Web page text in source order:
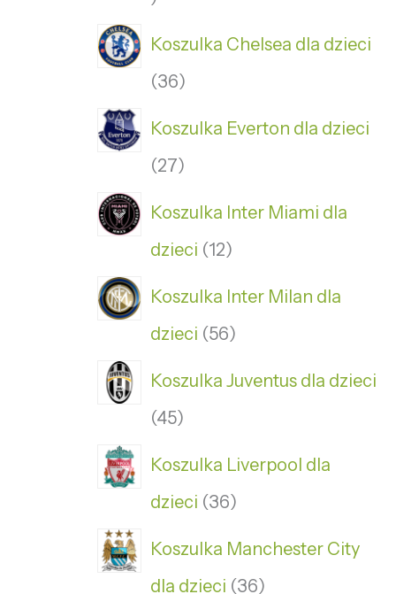
Koszulka Chelsea dla dzieci
36
Koszulka Everton dla dzieci
27
Koszulka Inter Miami dla
dzieci 12
Koszulka Inter Milan dla
dzieci 56
Koszulka Juventus dla dzieci
45
Koszulka Liverpool dla
dzieci 36
Koszulka Manchester City
dla dzieci 36